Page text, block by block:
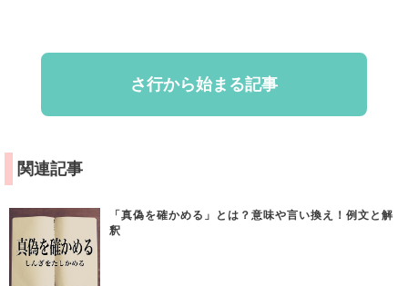
さ行から始まる記事
関連記事
「真偽を確かめる」とは？意味や言い換え！例文と解
釈